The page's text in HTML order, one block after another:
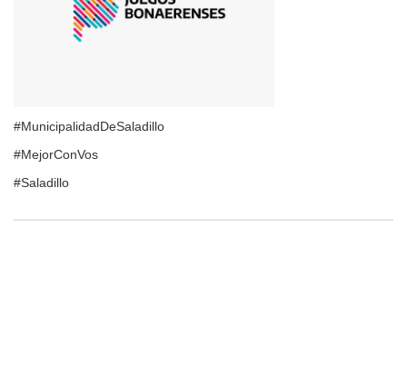
#MunicipalidadDeSaladillo
#MejorConVos
#Saladillo